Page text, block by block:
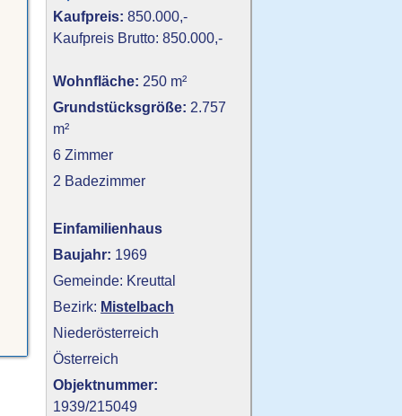
Kaufpreis: 850.000,-
Kaufpreis Brutto: 850.000,-
Wohnfläche: 250 m²
Grundstücksgröße: 2.757
m²
6 Zimmer
2 Badezimmer
Einfamilienhaus
Baujahr: 1969
Gemeinde: Kreuttal
Bezirk: Mistelbach
Niederösterreich
Österreich
Objektnummer:
1939/215049